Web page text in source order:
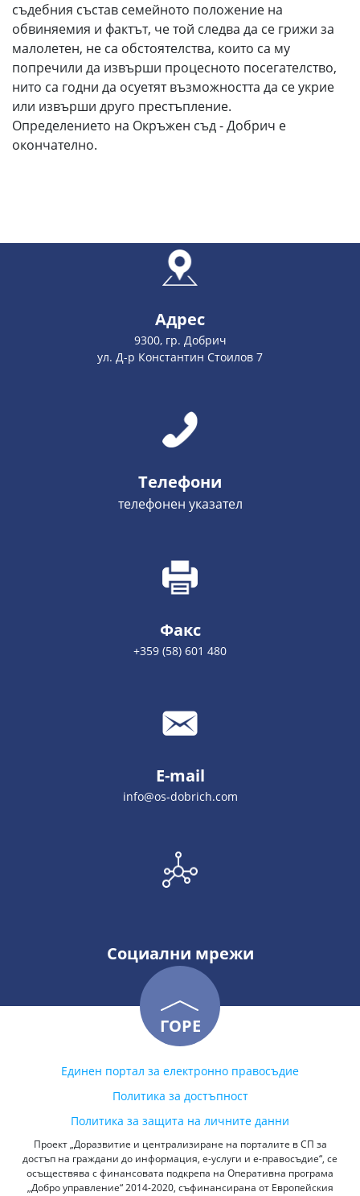
съдебния състав семейното положение на
обвиняемия и фактът, че той следва да се грижи за
малолетен, не са обстоятелства, които са му
попречили да извърши процесното посегателство,
нито са годни да осуетят възможността да се укрие
или извърши друго престъпление.
Определението на Окръжен съд - Добрич е
окончателно.
Адрес
9300, гр. Добрич
ул. Д-р Константин Стоилов 7
Телефони
телефонен указател
Факс
+359 (58) 601 480
E-mail
info@os-dobrich.com
Социални мрежи
ГОРЕ
Единен портал за електронно правосъдие
Политика за достъпност
Политика за защита на личните данни
Проект „Доразвитие и централизиране на порталите в СП за
достъп на граждани до информация, е-услуги и е-правосъдие“, се
осъществява с финансовата подкрепа на Оперативна програма
„Добро управление“ 2014-2020, съфинансирана от Европейския